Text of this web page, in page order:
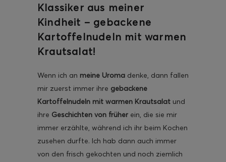
Klassiker aus meiner
Kindheit – gebackene
Kartoffelnudeln mit warmen
Krautsalat!
Wenn ich an meine Uroma denke, dann fallen
mir zuerst immer ihre gebackene
Kartoffelnudeln mit warmen Krautsalat und
ihre Geschichten von früher ein, die sie mir
immer erzählte, während ich ihr beim Kochen
zusehen durfte. Ich hab dann auch immer
von den frisch gekochten und noch ziemlich